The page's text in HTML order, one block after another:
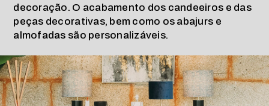
CONTACTOS
decoração. O acabamento dos candeeiros e das
peças decorativas, bem como os abajurs e
almofadas são personalizáveis.